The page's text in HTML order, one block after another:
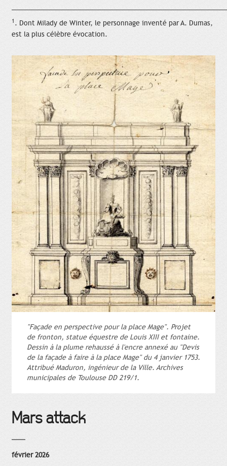
1 . Dont Milady de Winter, le personnage inventé par A. Dumas,
est la plus célèbre évocation.
"Façade en perspective pour la place Mage". Projet
de fronton, statue équestre de Louis XIII et fontaine.
Dessin à la plume rehaussé à l'encre annexé au "Devis
de la façade à faire à la place Mage" du 4 janvier 1753.
Attribué Maduron, ingénieur de la Ville. Archives
municipales de Toulouse DD 219/1.
Mars attack
février 2026